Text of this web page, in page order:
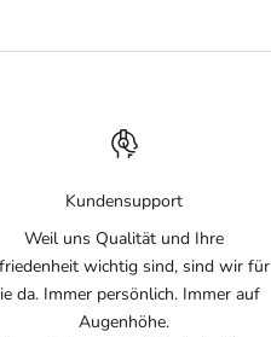
Kundensupport
Weil uns Qualität und Ihre
wichtig sind, sind wir für
da. Immer persönlich. Immer auf
Augenhöhe.